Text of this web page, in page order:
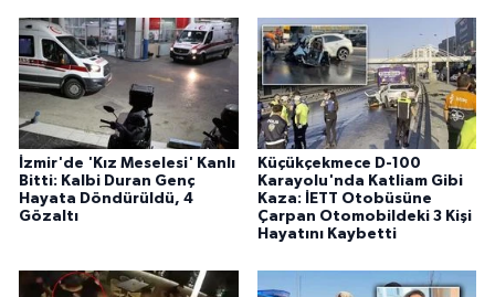
İzmir'de 'Kız Meselesi' Kanlı
Bitti: Kalbi Duran Genç
Hayata Döndürüldü, 4
Gözaltı
Küçükçekmece D-100
Karayolu'nda Katliam Gibi
Kaza: İETT Otobüsüne
Çarpan Otomobildeki 3 Kişi
Hayatını Kaybetti